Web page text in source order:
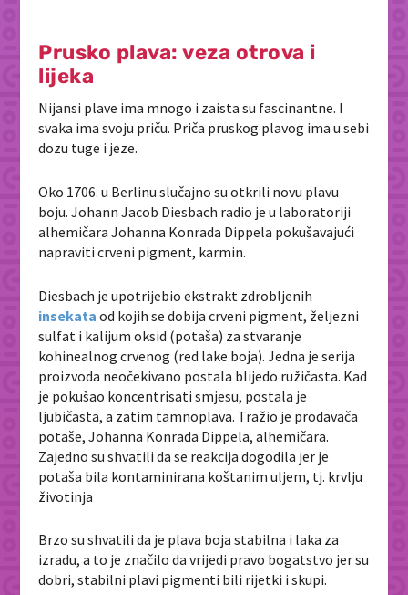
Prusko plava: veza otrova i
lijeka
Nijansi plave ima mnogo i zaista su fascinantne. I
svaka ima svoju priču. Priča pruskog plavog ima u sebi
dozu tuge i jeze.
Oko 1706. u Berlinu slučajno su otkrili novu plavu
boju. Johann Jacob Diesbach radio je u laboratoriji
alhemičara Johanna Konrada Dippela pokušavajući
napraviti crveni pigment, karmin.
Diesbach je upotrijebio ekstrakt zdrobljenih
insekata od kojih se dobija crveni pigment, željezni
sulfat i kalijum oksid (potaša) za stvaranje
kohinealnog crvenog (red lake boja). Jedna je serija
proizvoda neočekivano postala blijedo ružičasta. Kad
je pokušao koncentrisati smjesu, postala je
ljubičasta, a zatim tamnoplava. Tražio je prodavača
potaše, Johanna Konrada Dippela, alhemičara.
Zajedno su shvatili da se reakcija dogodila jer je
potaša bila kontaminirana koštanim uljem, tj. krvlju
životinja
Brzo su shvatili da je plava boja stabilna i laka za
izradu, a to je značilo da vrijedi pravo bogatstvo jer su
dobri, stabilni plavi pigmenti bili rijetki i skupi.